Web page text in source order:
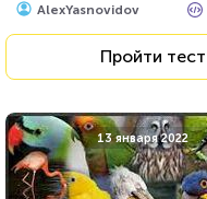
Пройти тест
27 января 2022
AlexYasnovidov
Пройти тест
13 января 2022